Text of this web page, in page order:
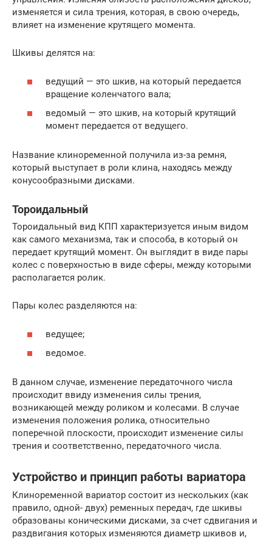
изменяется и сила трения, которая, в свою очередь,
влияет на изменение крутящего момента.
Шкивы делятся на:
ведущий — это шкив, на который передается
вращение коленчатого вала;
ведомый — это шкив, на который крутящий
момент передается от ведущего.
Название клиноременной получила из-за ремня,
который выступает в роли клина, находясь между
конусообразными дисками.
Тороидальный
Тороидальный вид КПП характеризуется иным видом
как самого механизма, так и способа, в который он
передает крутящий момент. Он выглядит в виде пары
колес с поверхностью в виде сферы, между которыми
располагается ролик.
Пары колес разделяются на:
ведущее;
ведомое.
В данном случае, изменение передаточного числа
происходит ввиду изменения силы трения,
возникающей между роликом и колесами. В случае
изменения положения ролика, относительно
поперечной плоскости, происходит изменение силы
трения и соответственно, передаточного числа.
Устройство и принцип работы вариатора
Клиноременной вариатор состоит из нескольких (как
правило, одной- двух) ременных передач, где шкивы
образованы коническими дисками, за счет сдвигания и
раздвигания которых изменяются диаметр шкивов и,